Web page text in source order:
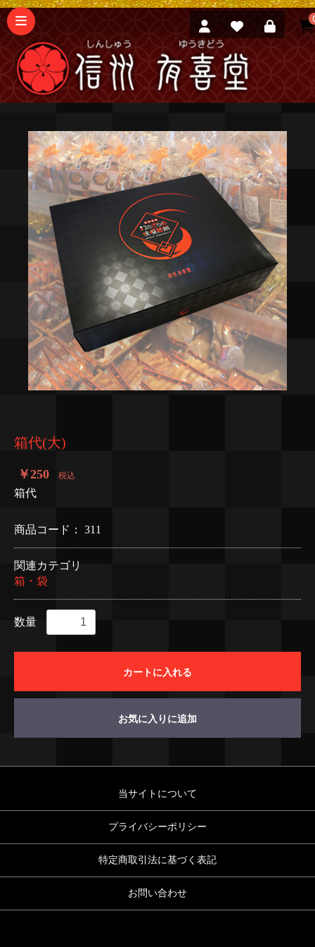
箱代(大)
￥250 税込
箱代
商品コード： 311
関連カテゴリ
箱・袋
数量
カートに入れる
お気に入りに追加
当サイトについて
プライバシーポリシー
特定商取引法に基づく表記
お問い合わせ